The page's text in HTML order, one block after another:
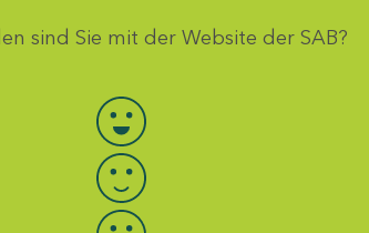
sind Sie mit der Website der SAB?
Bewertung auswählen